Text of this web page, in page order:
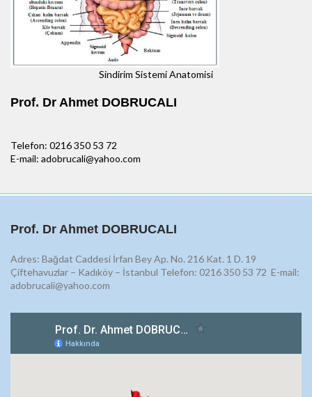
Sindirim Sistemi Anatomisi
Prof. Dr Ahmet DOBRUCALI
Telefon: 0216 350 53 72
E-mail: adobrucali@yahoo.com
Prof. Dr Ahmet DOBRUCALI
Adres: Bağdat Caddesi İrfan Bey Ap. No. 216 Kat. 1 D. 19
Çiftehavuzlar – Kadıköy – İstanbul Telefon: 0216 350 53 72 E-mail:
adobrucali@yahoo.com